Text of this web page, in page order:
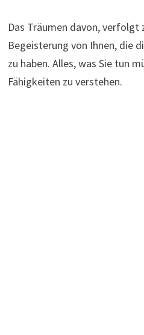
Das Träumen davon, verfolgt
Begeisterung von Ihnen, die
zu haben. Alles, was Sie tun
Fähigkeiten zu verstehen.